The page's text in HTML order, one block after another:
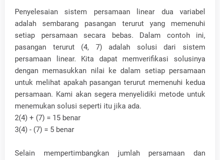
Penyelesaian sistem persamaan linear dua variabel
adalah sembarang pasangan terurut yang memenuhi
setiap persamaan secara bebas. Dalam contoh ini,
pasangan terurut (4, 7) adalah solusi dari sistem
persamaan linear. Kita dapat memverifikasi solusinya
dengan memasukkan nilai ke dalam setiap persamaan
untuk melihat apakah pasangan terurut memenuhi kedua
persamaan. Kami akan segera menyelidiki metode untuk
menemukan solusi seperti itu jika ada.
2(4) + (7) = 15 benar
3(4) - (7) = 5 benar
Selain mempertimbangkan jumlah persamaan dan